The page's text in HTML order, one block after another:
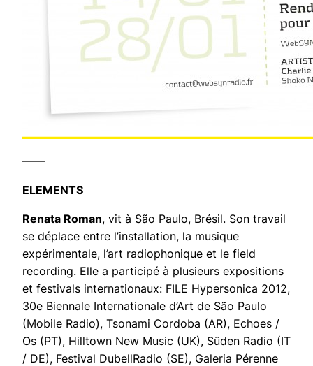
——
ELEMENTS
Renata Roman, vit à São Paulo, Brésil. Son travail
se déplace entre l’installation, la musique
expérimentale, l’art radiophonique et le field
recording. Elle a participé à plusieurs expositions
et festivals internationaux: FILE Hypersonica 2012,
30e Biennale Internationale d’Art de São Paulo
(Mobile Radio), Tsonami Cordoba (AR), Echoes /
Os (PT), Hilltown New Music (UK), Süden Radio (IT
/ DE), Festival DubellRadio (SE), Galeria Pérenne